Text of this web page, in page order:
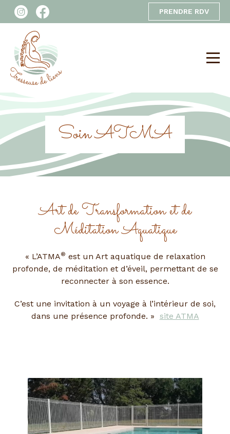
PRENDRE RDV
Soin ATMA
Art de Transformation et de
Méditation Aquatique
« L’ATMA® est un Art aquatique de relaxation
profonde, de méditation et d’éveil, permettant de se
reconnecter à son essence.
C’est une invitation à un voyage à l’intérieur de soi,
dans une présence profonde. » site ATMA